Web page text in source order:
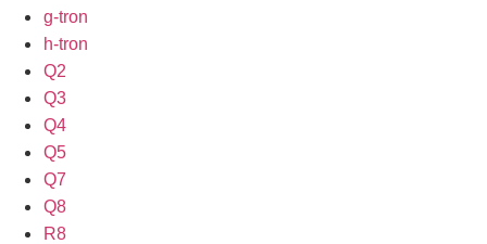
g-tron
h-tron
Q2
Q3
Q4
Q5
Q7
Q8
R8